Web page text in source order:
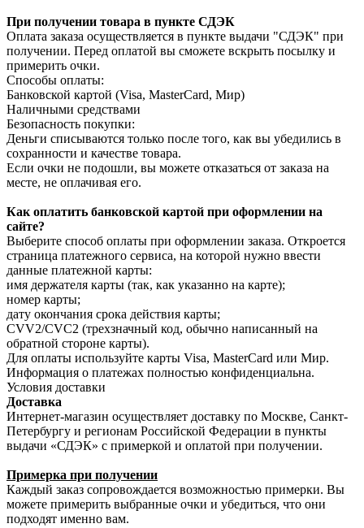
При получении товара в пункте СДЭК
Оплата заказа осуществляется в пункте выдачи "СДЭК" при
получении. Перед оплатой вы сможете вскрыть посылку и
примерить очки.
Способы оплаты:
Банковской картой (Visa, MasterCard, Мир)
Наличными средствами
Безопасность покупки:
Деньги списываются только после того, как вы убедились в
сохранности и качестве товара.
Если очки не подошли, вы можете отказаться от заказа на
месте, не оплачивая его.
Как оплатить банковской картой при оформлении на
сайте?
Выберите способ оплаты при оформлении заказа. Откроется
страница платежного сервиса, на которой нужно ввести
данные платежной карты:
имя держателя карты (так, как указанно на карте);
номер карты;
дату окончания срока действия карты;
CVV2/CVC2 (трехзначный код, обычно написанный на
обратной стороне карты).
Для оплаты используйте карты Visa, MasterCard или Мир.
Информация о платежах полностью конфиденциальна.
Условия доставки
Доставка
Интернет-магазин осуществляет доставку по Москве, Санкт-
Петербургу и регионам Российской Федерации в пункты
выдачи «СДЭК» с примеркой и оплатой при получении.
Примерка при получении
Каждый заказ сопровождается возможностью примерки. Вы
можете примерить выбранные очки и убедиться, что они
подходят именно вам.